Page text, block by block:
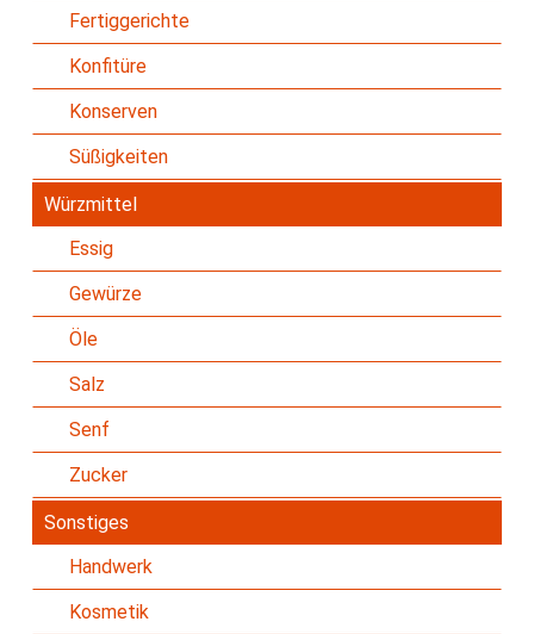
Fertiggerichte
Konfitüre
Konserven
Süßigkeiten
Würzmittel
Essig
Gewürze
Öle
Salz
Senf
Zucker
Sonstiges
Handwerk
Kosmetik